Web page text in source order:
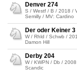
Denver 274
S / Westf / B / 2018 /
Semilly / MV: Cardino
Der oder Keiner 3
W / Rhld / Schwb /
Damon Hill
Derby 204
W / KWPN / Db /
Scandic